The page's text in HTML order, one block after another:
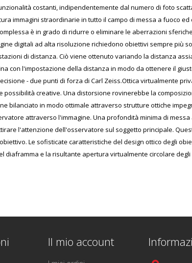
costanti, indipendentemente dal numero di foto
immagini straordinarie in tutto il campo di messa a fuoco
è in grado di ridurre o eliminare le aberrazioni
digitali ad alta risoluzione richiedono obiettivi sempre più
di distanza. Ciò viene ottenuto variando la distanza
con l'impostazione della distanza in modo da ottenere il
- due punti di forza di Carl Zeiss.Ottica virtualmente
possibilità creative. Una distorsione rovinerebbe la
bilanciato in modo ottimale attraverso strutture ottiche
attraverso l'immagine. Una profondità minima di
l'attenzione dell'osservatore sul soggetto principale.
Le sofisticate caratteristiche del design ottico degli
diaframma e la risultante apertura virtualmente circolare
Il mio account